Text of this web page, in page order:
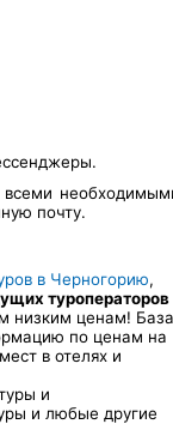
почту.
в Черногорию,
туроператоров
низким ценам! База
по ценам на
в отелях и
и
и любые другие